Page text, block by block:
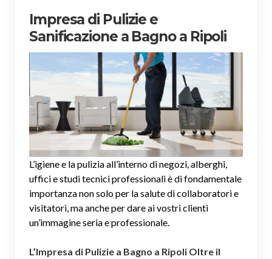
Impresa di Pulizie e
Sanificazione a Bagno a Ripoli
L’igiene e la pulizia all’interno di negozi, alberghi,
uffici e studi tecnici professionali è di fondamentale
importanza non solo per la salute di collaboratori e
visitatori, ma anche per dare ai vostri clienti
un’immagine seria e professionale.
L’Impresa di Pulizie a Bagno a Ripoli Oltre il